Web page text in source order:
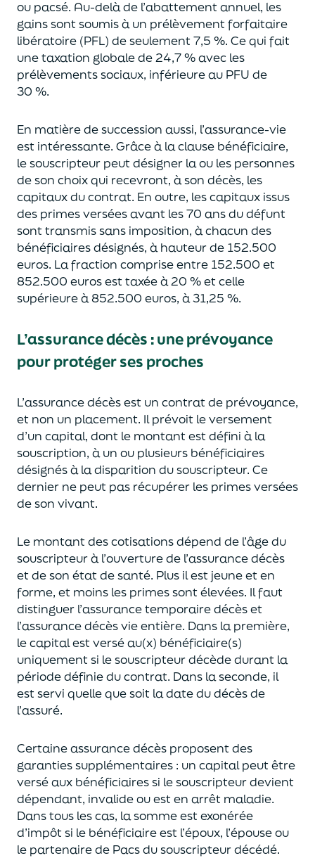
ou pacsé. Au-delàde l’abattement annuel, les
gains sont soumis à un prélèvement forfaitaire
libératoire (PFL) de seulement 7,5 %. Ce qui fait
une taxation globale de24,7 % avec les
prélèvements sociaux, inférieure au PFU de
30 %.
En matière de succession aussi, l’assurance-vie
est intéressante. Grâce à la clause bénéficiaire,
le souscripteur peut désigner la ou les personnes
de son choix qui recevront, à son décès, les
capitaux du contrat. En outre, les capitaux issus
des primes versées avant les 70 ans du défunt
sont transmis sans imposition, à chacun des
bénéficiaires désignés, à hauteur de 152.500
euros. La fraction comprise entre 152.500 et
852.500 eurosest taxée à 20 % et celle
supérieure à 852.500 euros, à 31,25 %.
L’assurance décès :une prévoyance
pour protéger ses proches
L’assurance décès est un contrat de prévoyance,
et non un placement. Il prévoit le versement
d’un capital, dont le montant est défini à la
souscription, à un ou plusieurs bénéficiaires
désignés à la disparition du souscripteur. Ce
dernier ne peut pas récupérer les primes versées
de son vivant.
Le montant des cotisations dépend de l’âgedu
souscripteur à l’ouverture de l’assurance décès
et de son état de santé. Plus il est jeuneet en
forme, et moins les primes sont élevées. Il faut
distinguer l’assurance temporaire décès et
l’assurancedécèsvie entière. Dans la première,
le capital estversé au(x) bénéficiaire(s)
uniquementsi le souscripteur décède durant la
période définie du contrat. Dans la seconde, il
est servi quelle que soit la date du décès de
l’assuré.
Certaine assurance décès proposentdes
garanties supplémentaires : un capitalpeut être
versé aux bénéficiaires si le souscripteur devient
dépendant, invalide ouest en arrêt maladie.
Dans tous les cas, la somme est exonérée
d’impôt si le bénéficiaire est l’époux, l’épouse ou
le partenaire de Pacsdu souscripteur décédé.